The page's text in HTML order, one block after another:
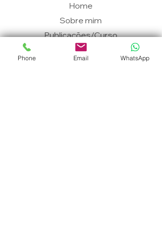
Home
Sobre mim
Publicações/Curso
s
Phone Email WhatsApp